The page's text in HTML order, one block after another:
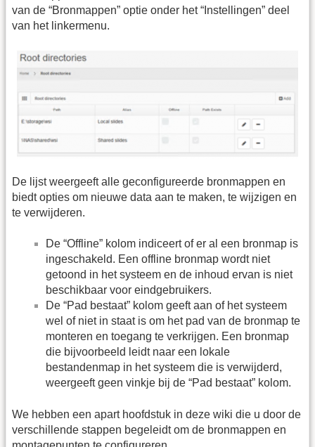
van de “Bronmappen” optie onder het “Instellingen” deel
van het linkermenu.
De lijst weergeeft alle geconfigureerde bronmappen en
biedt opties om nieuwe data aan te maken, te wijzigen en
te verwijderen.
De “Offline” kolom indiceert of er al een bronmap is
ingeschakeld. Een offline bronmap wordt niet
getoond in het systeem en de inhoud ervan is niet
beschikbaar voor eindgebruikers.
De “Pad bestaat” kolom geeft aan of het systeem
wel of niet in staat is om het pad van de bronmap te
monteren en toegang te verkrijgen. Een bronmap
die bijvoorbeeld leidt naar een lokale
bestandenmap in het systeem die is verwijderd,
weergeeft geen vinkje bij de “Pad bestaat” kolom.
We hebben een apart hoofdstuk in deze wiki die u door de
verschillende stappen begeleidt om de bronmappen en